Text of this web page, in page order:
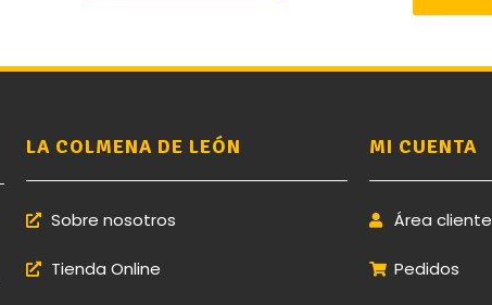
LA COLMENA DE LEÓN
Sobre nosotros
Tienda Online
MI CUENTA
Área cliente
Pedidos